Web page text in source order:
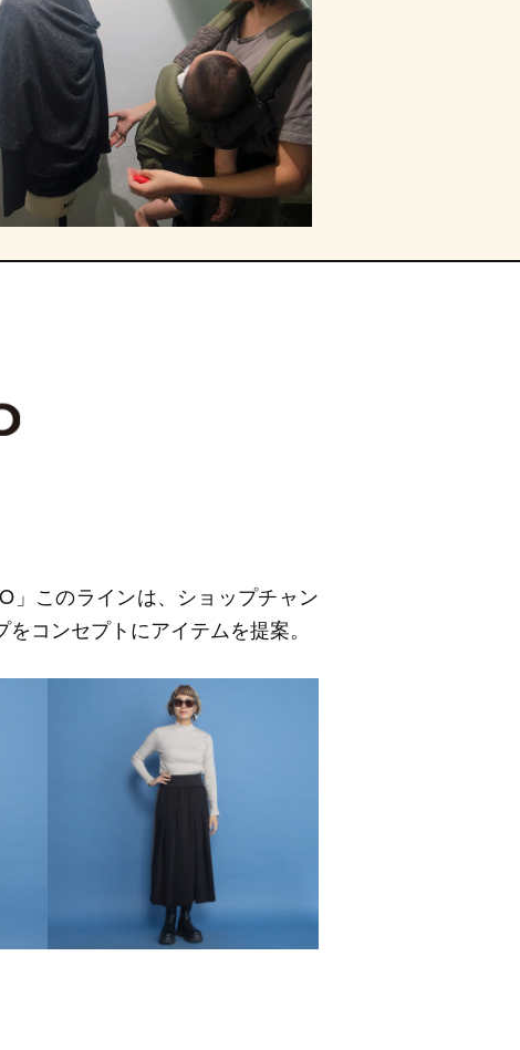
」このラインは、ショップチャン
コンセプトにアイテムを提案。